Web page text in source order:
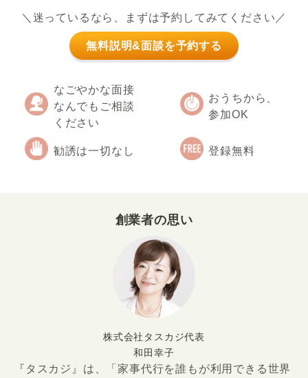
＼迷っているなら、まずは予約してみてください／
無料説明&面談を予約する
なごやかな面接
なんでもご相談
ください
おうちから、
参加OK
勧誘は一切なし 登録無料
創業者の思い
株式会社タスカジ代表
和田幸子
『タスカジ』は、「家事代行を誰もが利用できる世界